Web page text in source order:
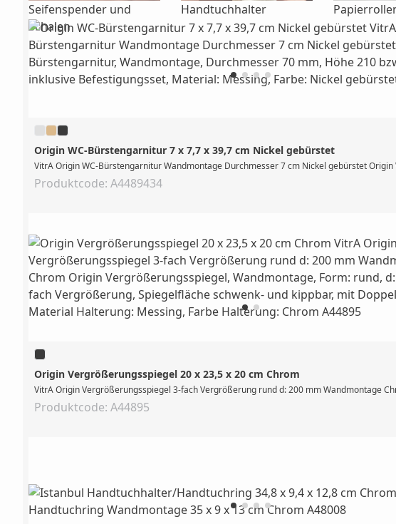
Seifenspender und
Schalen
Handtuchhalter
Origin WC-Bürstengarnitur 7 x 7,7 x 39,7 cm Nickel gebürstet
VitrA Origin WC-Bürstengarnitur Wandmontage Durchmesser 7 cm Nickel gebürstet
Produktcode: A4489434
Origin Vergrößerungsspiegel 20 x 23,5 x 20 cm Chrom
VitrA Origin Vergrößerungsspiegel 3-fach Vergrößerung rund d: 200 mm Wandmontage
Produktcode: A44895